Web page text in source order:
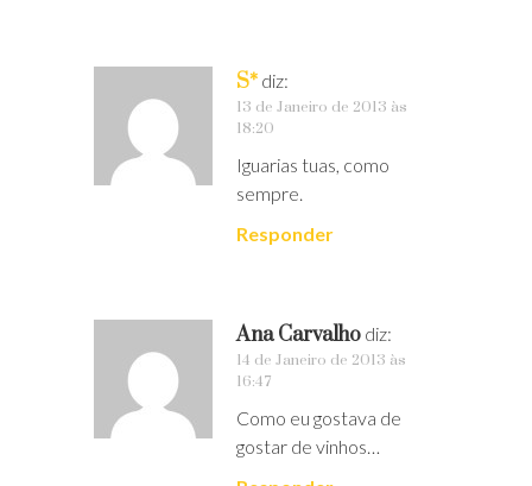
S* diz:
13 de Janeiro de 2013 às
18:20
Iguarias tuas, como
sempre.
Responder
Ana Carvalho diz:
14 de Janeiro de 2013 às
16:47
Como eu gostava de
gostar de vinhos…